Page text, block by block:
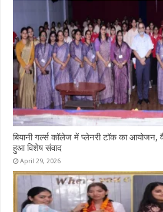
बियानी गर्ल्स कॉलेज में प्लेनरी टॉक का आयोजन,
हुआ विशेष संवाद
April 29, 2026